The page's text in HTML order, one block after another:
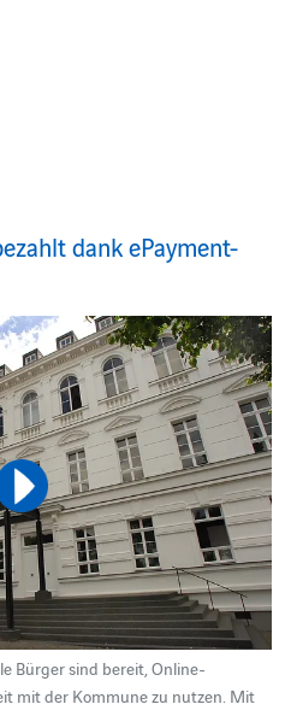
dank ePayment-
Bürger sind bereit, Online-
mit der Kommune zu nutzen. Mit